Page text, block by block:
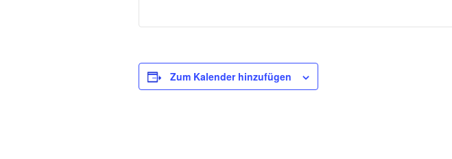
Zum Kalender hinzufügen